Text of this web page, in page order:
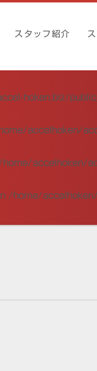
スタッフ紹介
hoken.biz/
accelhoken/
home/accelhoken/
/home/